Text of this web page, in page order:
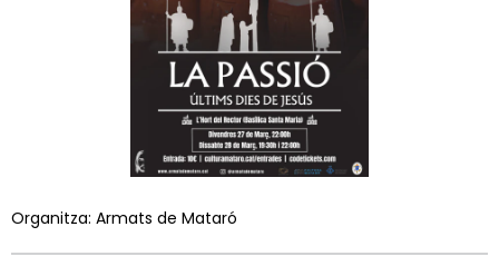
Organitza: Armats de Mataró